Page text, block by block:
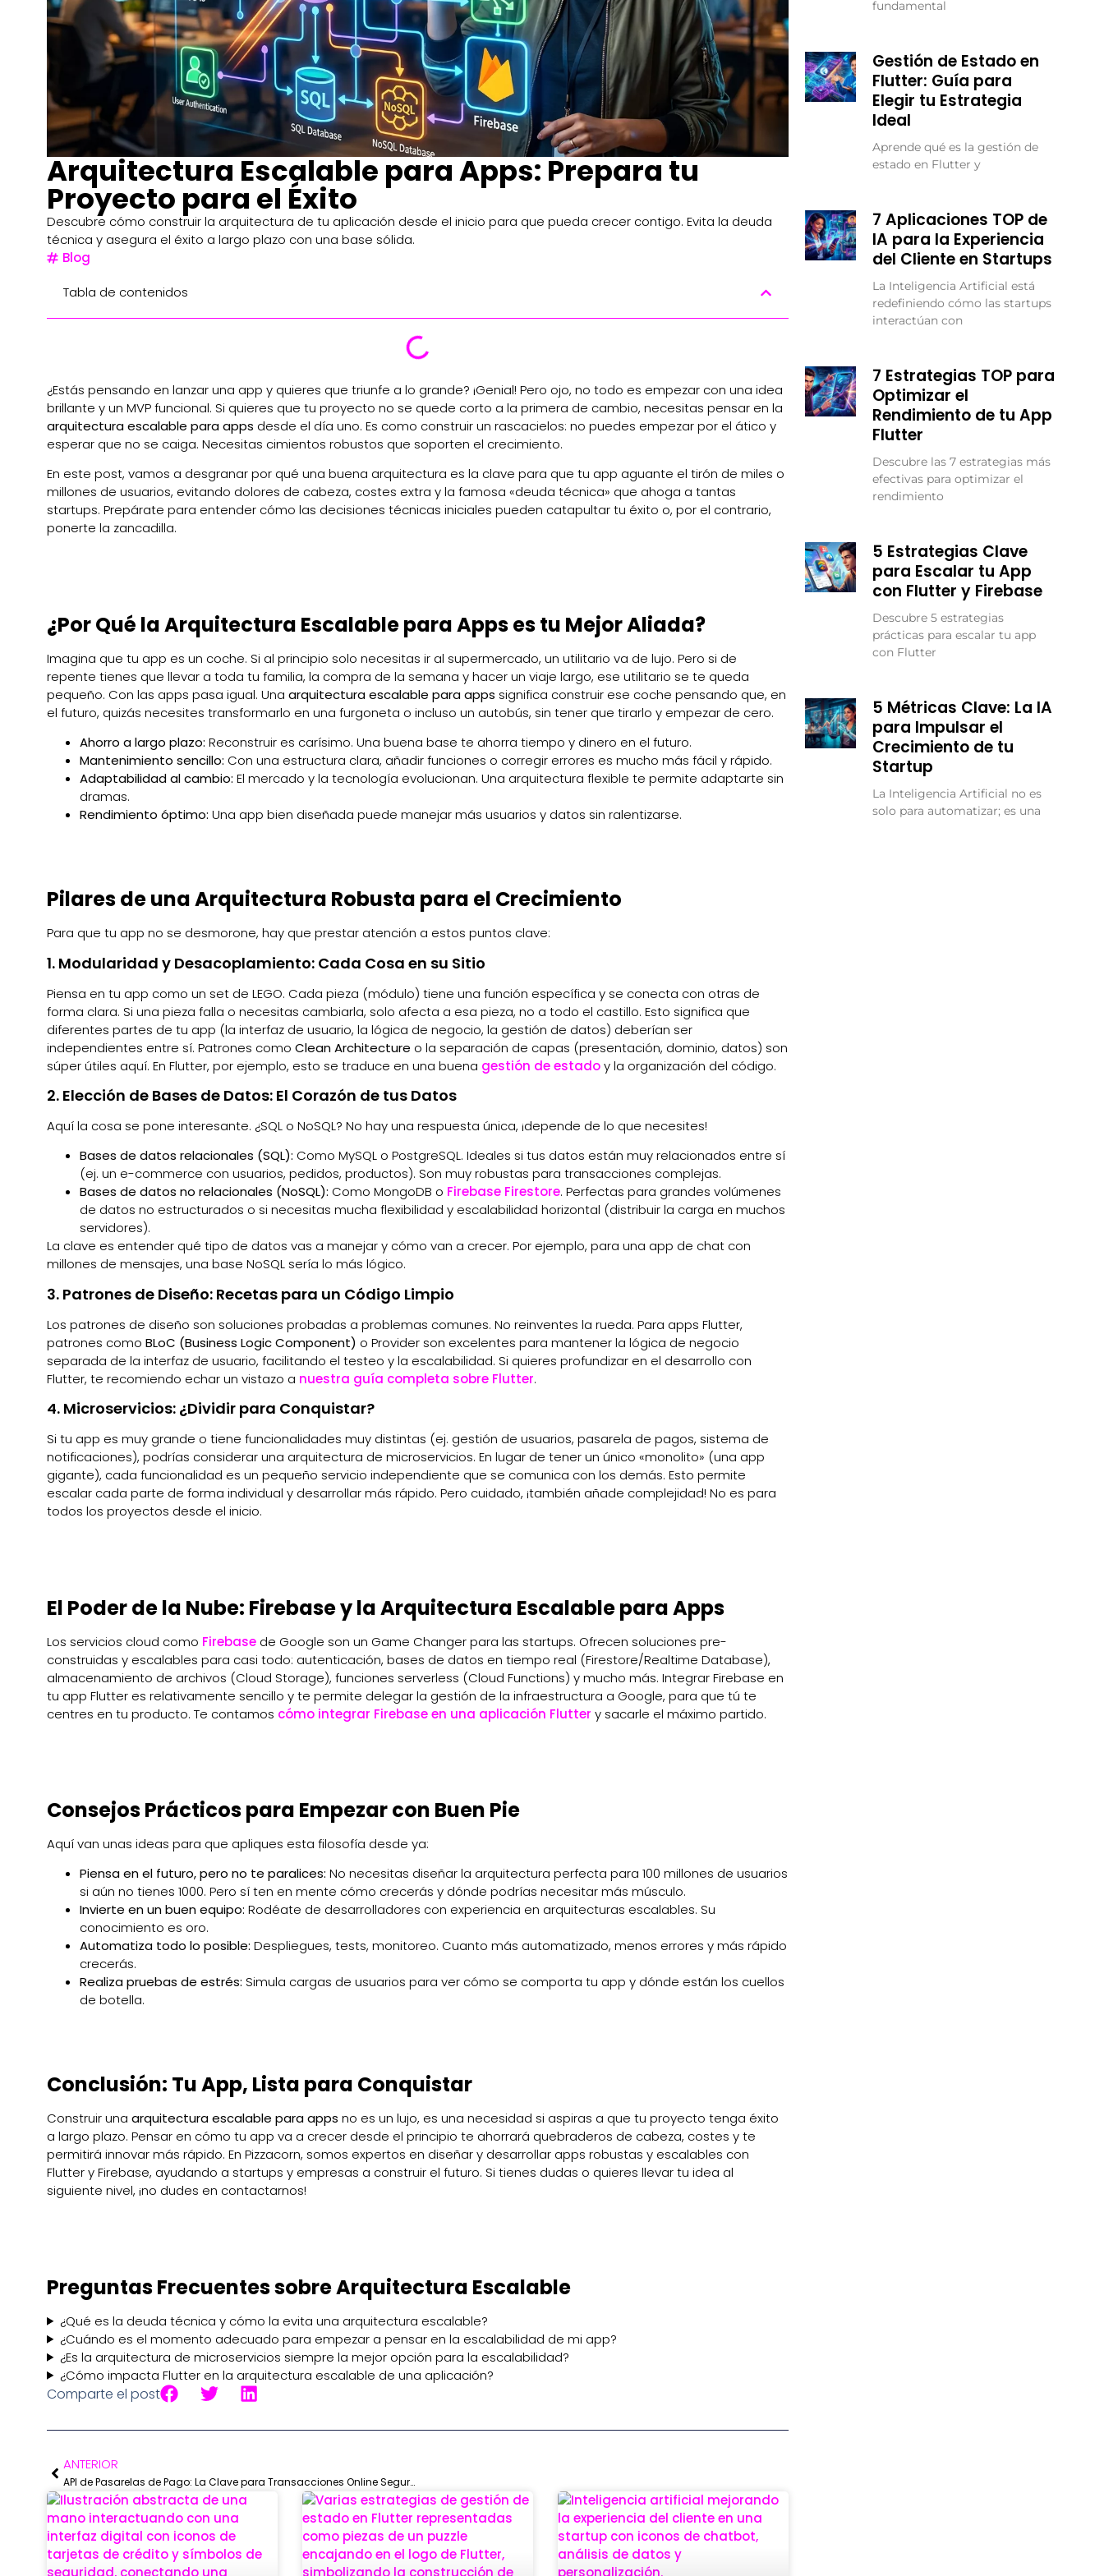
Arquitectura Escalable para Apps: Prepara tu
Proyecto para el Éxito
Descubre cómo construir la arquitectura de tu aplicación desde el inicio para que pueda crecer contigo. Evita la deuda
técnica y asegura el éxito a largo plazo con una base sólida.
Blog
Tabla de contenidos
¿Estás pensando en lanzar una app y quieres que triunfe a lo grande? ¡Genial! Pero ojo, no todo es empezar con una idea
brillante y un MVP funcional. Si quieres que tu proyecto no se quede corto a la primera de cambio, necesitas pensar en la
arquitectura escalable para apps desde el día uno. Es como construir un rascacielos: no puedes empezar por el ático y
esperar que no se caiga. Necesitas cimientos robustos que soporten el crecimiento.
En este post, vamos a desgranar por qué una buena arquitectura es la clave para que tu app aguante el tirón de miles o
millones de usuarios, evitando dolores de cabeza, costes extra y la famosa «deuda técnica» que ahoga a tantas
startups. Prepárate para entender cómo las decisiones técnicas iniciales pueden catapultar tu éxito o, por el contrario,
ponerte la zancadilla.
¿Por Qué la Arquitectura Escalable para Apps es tu Mejor Aliada?
Imagina que tu app es un coche. Si al principio solo necesitas ir al supermercado, un utilitario va de lujo. Pero si de
repente tienes que llevar a toda tu familia, la compra de la semana y hacer un viaje largo, ese utilitario se te queda
pequeño. Con las apps pasa igual. Una arquitectura escalable para apps significa construir ese coche pensando que, en
el futuro, quizás necesites transformarlo en una furgoneta o incluso un autobús, sin tener que tirarlo y empezar de cero.
Ahorro a largo plazo: Reconstruir es carísimo. Una buena base te ahorra tiempo y dinero en el futuro.
Mantenimiento sencillo: Con una estructura clara, añadir funciones o corregir errores es mucho más fácil y rápido.
Adaptabilidad al cambio: El mercado y la tecnología evolucionan. Una arquitectura flexible te permite adaptarte sin
dramas.
Rendimiento óptimo: Una app bien diseñada puede manejar más usuarios y datos sin ralentizarse.
Pilares de una Arquitectura Robusta para el Crecimiento
Para que tu app no se desmorone, hay que prestar atención a estos puntos clave:
1. Modularidad y Desacoplamiento: Cada Cosa en su Sitio
Piensa en tu app como un set de LEGO. Cada pieza (módulo) tiene una función específica y se conecta con otras de
forma clara. Si una pieza falla o necesitas cambiarla, solo afecta a esa pieza, no a todo el castillo. Esto significa que
diferentes partes de tu app (la interfaz de usuario, la lógica de negocio, la gestión de datos) deberían ser
independientes entre sí. Patrones como Clean Architecture o la separación de capas (presentación, dominio, datos) son
súper útiles aquí. En Flutter, por ejemplo, esto se traduce en una buena gestión de estadoy la organización del código.
2. Elección de Bases de Datos: El Corazón de tus Datos
Aquí la cosa se pone interesante. ¿SQL o NoSQL? No hay una respuesta única, ¡depende de lo que necesites!
Bases de datos relacionales (SQL): Como MySQL o PostgreSQL. Ideales si tus datos están muy relacionados entre sí
(ej. un e-commerce con usuarios, pedidos, productos). Son muy robustas para transacciones complejas.
Bases de datos no relacionales (NoSQL): Como MongoDB o Firebase Firestore. Perfectas para grandes volúmenes
de datos no estructurados o si necesitas mucha flexibilidad y escalabilidad horizontal (distribuir la carga en muchos
servidores).
La clave es entender qué tipo de datos vas a manejar y cómo van a crecer. Por ejemplo, para una app de chat con
millones de mensajes, una base NoSQL sería lo más lógico.
3. Patrones de Diseño: Recetas para un Código Limpio
Los patrones de diseño son soluciones probadas a problemas comunes. No reinventes la rueda. Para apps Flutter,
patrones como BLoC (Business Logic Component) o Provider son excelentes para mantener la lógica de negocio
separada de la interfaz de usuario, facilitando el testeo y la escalabilidad. Si quieres profundizar en el desarrollo con
Flutter, te recomiendo echar un vistazo a nuestra guía completa sobre Flutter.
4. Microservicios: ¿Dividir para Conquistar?
Si tu app es muy grande o tiene funcionalidades muy distintas (ej. gestión de usuarios, pasarela de pagos, sistema de
notificaciones), podrías considerar una arquitectura de microservicios. En lugar de tener un único «monolito» (una app
gigante), cada funcionalidad es un pequeño servicio independiente que se comunica con los demás. Esto permite
escalar cada parte de forma individual y desarrollar más rápido. Pero cuidado, ¡también añade complejidad! No es para
todos los proyectos desde el inicio.
El Poder de la Nube: Firebase y la Arquitectura Escalable para Apps
Los servicios cloud como Firebase de Google son un Game Changer para las startups. Ofrecen soluciones pre-
construidas y escalables para casi todo: autenticación, bases de datos en tiempo real (Firestore/Realtime Database),
almacenamiento de archivos (Cloud Storage), funciones serverless (Cloud Functions) y mucho más. Integrar Firebase en
tu app Flutter es relativamente sencillo y te permite delegar la gestión de la infraestructura a Google, para que tú te
centres en tu producto. Te contamos cómo integrar Firebase en una aplicación Flutter y sacarle el máximo partido.
Consejos Prácticos para Empezar con Buen Pie
Aquí van unas ideas para que apliques esta filosofía desde ya:
Piensa en el futuro, pero no te paralices: No necesitas diseñar la arquitectura perfecta para 100 millones de usuarios
si aún no tienes 1000. Pero sí ten en mente cómo crecerás y dónde podrías necesitar más músculo.
Invierte en un buen equipo: Rodéate de desarrolladores con experiencia en arquitecturas escalables. Su
conocimiento es oro.
Automatiza todo lo posible: Despliegues, tests, monitoreo. Cuanto más automatizado, menos errores y más rápido
crecerás.
Realiza pruebas de estrés: Simula cargas de usuarios para ver cómo se comporta tu app y dónde están los cuellos
de botella.
Conclusión: Tu App, Lista para Conquistar
Construir una arquitectura escalable para apps no es un lujo, es una necesidad si aspiras a que tu proyecto tenga éxito
a largo plazo. Pensar en cómo tu app va a crecer desde el principio te ahorrará quebraderos de cabeza, costes y te
permitirá innovar más rápido. En Pizzacorn, somos expertos en diseñar y desarrollar apps robustas y escalables con
Flutter y Firebase, ayudando a startups y empresas a construir el futuro. Si tienes dudas o quieres llevar tu idea al
siguiente nivel, ¡no dudes en contactarnos!
Preguntas Frecuentes sobre Arquitectura Escalable
¿Qué es la deuda técnica y cómo la evita una arquitectura escalable?
¿Cuándo es el momento adecuado para empezar a pensar en la escalabilidad de mi app?
¿Es la arquitectura de microservicios siempre la mejor opción para la escalabilidad?
¿Cómo impacta Flutter en la arquitectura escalable de una aplicación?
Comparte el post
ANTERIOR
API de Pasarelas de Pago: La Clave para Transacciones Online Seguras
fundamental
Gestión de Estado en
Flutter: Guía para
Elegir tu Estrategia
Ideal
Aprende qué es la gestión de
estado en Flutter y
7 Aplicaciones TOP de
IA para la Experiencia
del Cliente en Startups
La Inteligencia Artificial está
redefiniendo cómo las startups
interactúan con
7 Estrategias TOP para
Optimizar el
Rendimiento de tu App
Flutter
Descubre las 7 estrategias más
efectivas para optimizar el
rendimiento
5 Estrategias Clave
para Escalar tu App
con Flutter y Firebase
Descubre 5 estrategias
prácticas para escalar tu app
con Flutter
5 Métricas Clave: La IA
para Impulsar el
Crecimiento de tu
Startup
La Inteligencia Artificial no es
solo para automatizar; es una